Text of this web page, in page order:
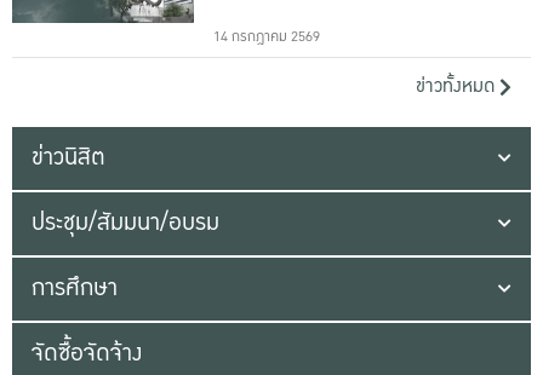
14 กรกฎาคม 2569
ข่าวทั้งหมด
ข่าวนิสิต
ประชุม/สัมมนา/อบรม
การศึกษา
จัดซื้อจัดจ้าง